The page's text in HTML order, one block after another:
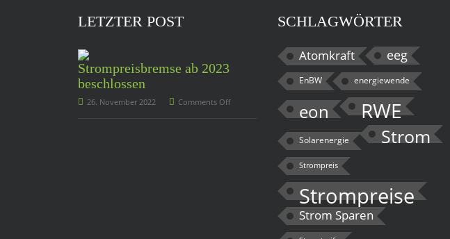
LETZTER POST
Strompreisbremse ab 2023
beschlossen
26. November 2022 Comments Off
SCHLAGWÖRTER
Atomkraft eeg
EnBW energiewende
eon RWE
Solarenergie Strom
Strompreis
Strompreise
Strom Sparen